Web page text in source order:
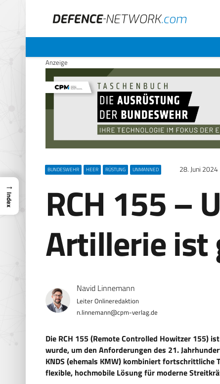
Anzeige
BUNDESWEHR HEER RÜSTUNG UNMANNED 28. Juni 2024
RCH 155 –
Artillerie ist
Navid Linnemann
Leiter Onlineredaktion
n.linnemann@cpm-verlag.de
Die RCH 155 (Remote Controlled Howitzer 155)
wurde, um den Anforderungen des 21.
KNDS (ehemals KMW) kombiniert
flexible, hochmobile Lösung für moderne
→
Index